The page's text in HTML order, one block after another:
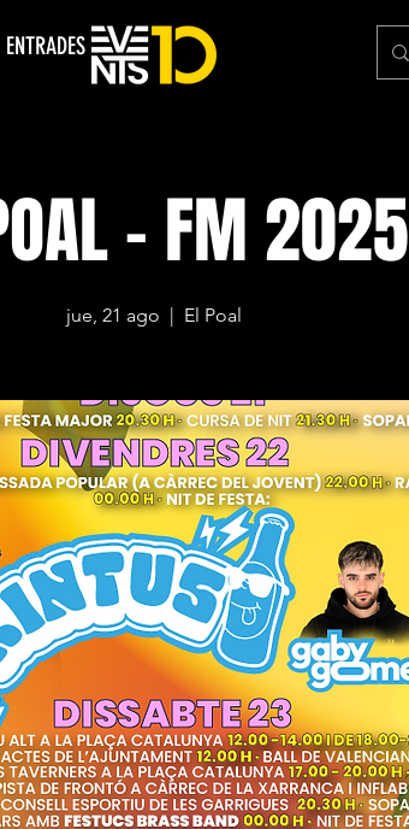
ENTRADES
- FM 2025
jue, 21 ago
  |
El Poal